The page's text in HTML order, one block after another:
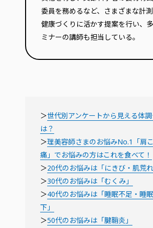
委員を務めるなど、さまざまな計
健康づくりに活かす提案を行い、
ミナーの講師も担当している。
＞世代別アンケートから見える体
は？
＞理美容師さまのお悩みNo.1「肩
痛」でお悩みの方はこれを食べて！
＞20代のお悩みは「にきび・肌荒れ
＞30代のお悩みは「むくみ」
＞40代のお悩みは「睡眠不足・睡
下」
＞50代のお悩みは「腱鞘炎」